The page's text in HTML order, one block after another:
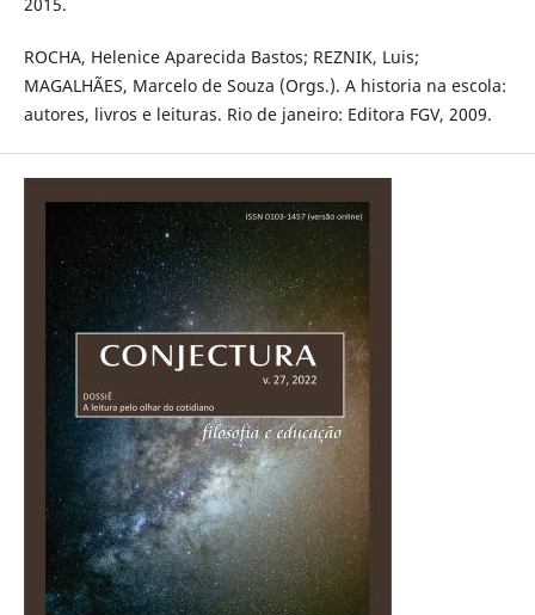
ROCHA, Helenice Aparecida Bastos; REZNIK, Luis;
MAGALHÃES, Marcelo de Souza (Orgs.). A historia na escola:
autores, livros e leituras. Rio de janeiro: Editora FGV, 2009.